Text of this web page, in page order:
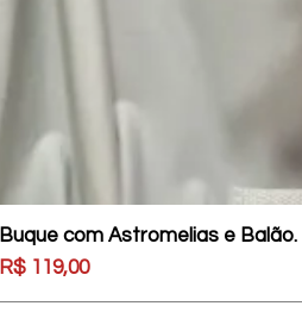
Buque com Astromelias e Balão.
Preço
R$ 119,00